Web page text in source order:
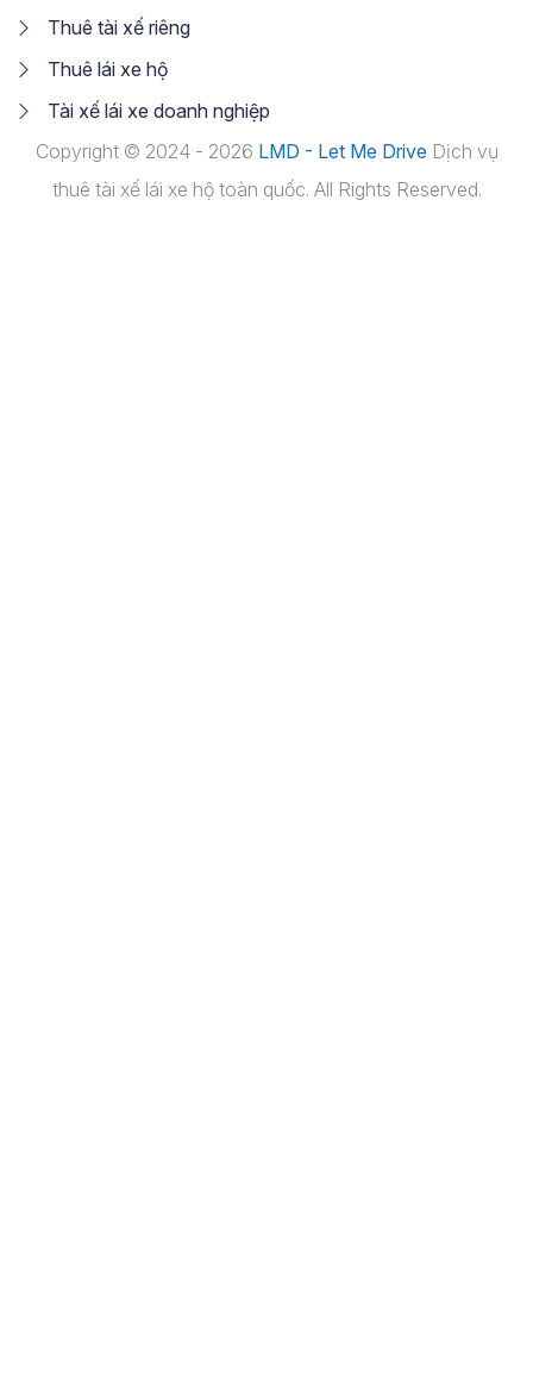
Thuê tài xế riêng
Thuê lái xe hộ
Tài xế lái xe doanh nghiệp
Copyright © 2024 - 2026 LMD - Let Me Drive Dịch vụ
thuê tài xế lái xe hộ toàn quốc. All Rights Reserved.